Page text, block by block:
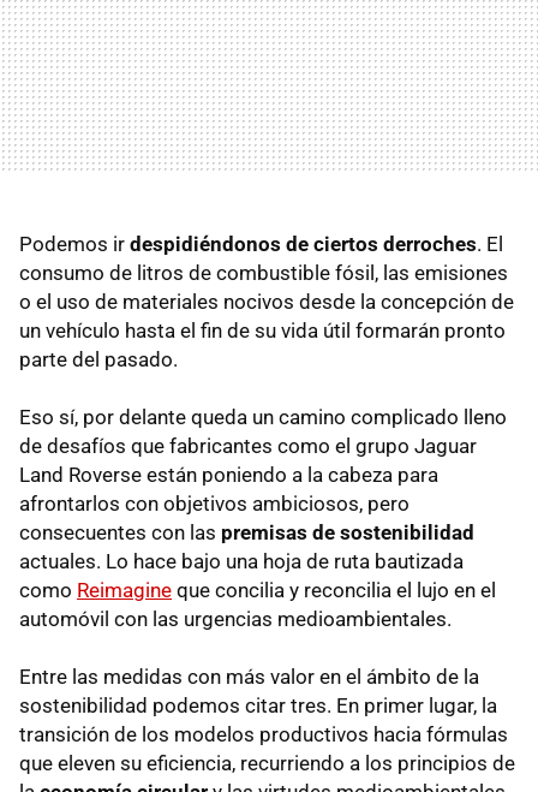
Podemos ir despidiéndonos de ciertos derroches. El
consumo de litros de combustible fósil, las emisiones
o el uso de materiales nocivos desde la concepción de
un vehículo hasta el fin de su vida útil formarán pronto
parte del pasado.
Eso sí, por delante queda un camino complicado lleno
de desafíos que fabricantes como el grupo Jaguar
Land Roverse están poniendo a la cabeza para
afrontarlos con objetivos ambiciosos, pero
consecuentes con las premisas de sostenibilidad
actuales. Lo hace bajo una hoja de ruta bautizada
como Reimagine que concilia y reconcilia el lujo en el
automóvil con las urgencias medioambientales.
Entre las medidas con más valor en el ámbito de la
sostenibilidad podemos citar tres. En primer lugar, la
transición de los modelos productivos hacia fórmulas
que eleven su eficiencia, recurriendo a los principios de